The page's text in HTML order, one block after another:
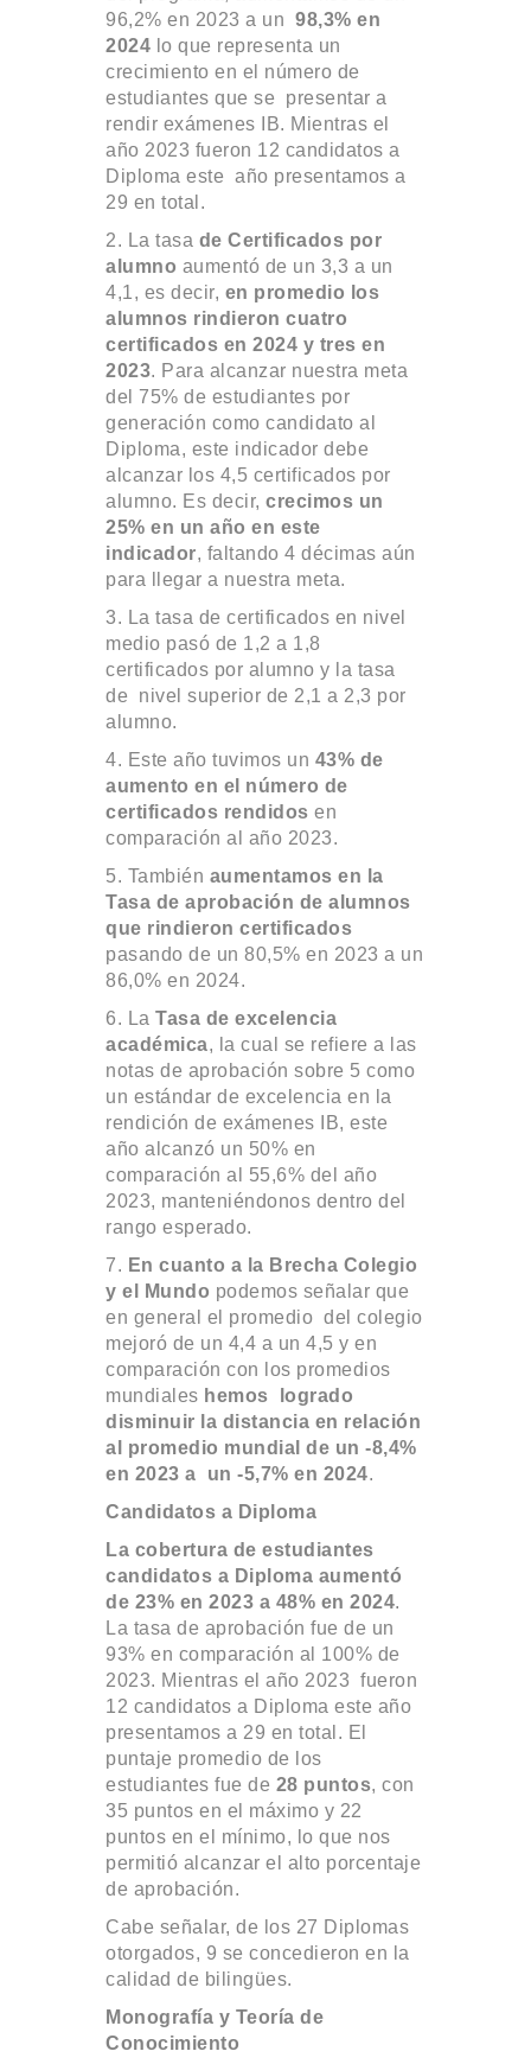
96,2% en 2023 a un 98,3% en
2024 lo que representa un
crecimiento en el número de
estudiantes que se presentar a
rendir exámenes IB. Mientras el
año 2023 fueron 12 candidatos a
Diploma este año presentamos a
29 en total.
2. La tasa de Certificados por
alumno aumentó de un 3,3 a un
4,1, es decir, en promedio los
alumnos rindieron cuatro
certificados en 2024 y tres en
2023. Para alcanzar nuestra meta
del 75% de estudiantes por
generación como candidato al
Diploma, este indicador debe
alcanzar los 4,5 certificados por
alumno. Es decir, crecimos un
25% en un año en este
indicador, faltando 4 décimas aún
para llegar a nuestra meta.
3. La tasa de certificados en nivel
medio pasó de 1,2 a 1,8
certificados por alumno y la tasa
de nivel superior de 2,1 a 2,3 por
alumno.
4. Este año tuvimos un 43% de
aumento en el número de
certificados rendidos en
comparación al año 2023.
5. También aumentamos en la
Tasa de aprobación de alumnos
que rindieron certificados
pasando de un 80,5% en 2023 a un
86,0% en 2024.
6. La Tasa de excelencia
académica, la cual se refiere a las
notas de aprobación sobre 5 como
un estándar de excelencia en la
rendición de exámenes IB, este
año alcanzó un 50% en
comparación al 55,6% del año
2023, manteniéndonos dentro del
rango esperado.
7. En cuanto a la Brecha Colegio
y el Mundo podemos señalar que
en general el promedio del colegio
mejoró de un 4,4 a un 4,5 y en
comparación con los promedios
mundiales hemos logrado
disminuir la distancia en relación
al promedio mundial de un -8,4%
en 2023 a un -5,7% en 2024.
Candidatos a Diploma
La cobertura de estudiantes
candidatos a Diploma aumentó
de 23% en 2023 a 48% en 2024.
La tasa de aprobación fue de un
93% en comparación al 100% de
2023. Mientras el año 2023 fueron
12 candidatos a Diploma este año
presentamos a 29 en total. El
puntaje promedio de los
estudiantes fue de 28 puntos, con
35 puntos en el máximo y 22
puntos en el mínimo, lo que nos
permitió alcanzar el alto porcentaje
de aprobación.
Cabe señalar, de los 27 Diplomas
otorgados, 9 se concedieron en la
calidad de bilingües.
Monografía y Teoría de
Conocimiento